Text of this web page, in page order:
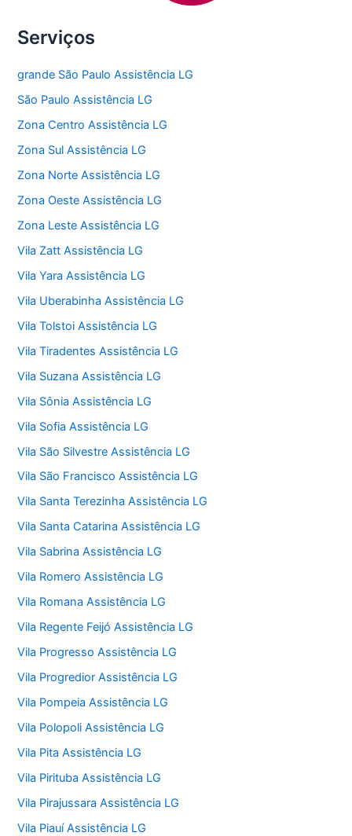
Serviços
grande São Paulo Assistência LG
São Paulo Assistência LG
Zona Centro Assistência LG
Zona Sul Assistência LG
Zona Norte Assistência LG
Zona Oeste Assistência LG
Zona Leste Assistência LG
Vila Zatt Assistência LG
Vila Yara Assistência LG
Vila Uberabinha Assistência LG
Vila Tolstoi Assistência LG
Vila Tiradentes Assistência LG
Vila Suzana Assistência LG
Vila Sônia Assistência LG
Vila Sofia Assistência LG
Vila São Silvestre Assistência LG
Vila São Francisco Assistência LG
Vila Santa Terezinha Assistência LG
Vila Santa Catarina Assistência LG
Vila Sabrina Assistência LG
Vila Romero Assistência LG
Vila Romana Assistência LG
Vila Regente Feijó Assistência LG
Vila Progresso Assistência LG
Vila Progredior Assistência LG
Vila Pompeia Assistência LG
Vila Polopoli Assistência LG
Vila Pita Assistência LG
Vila Pirituba Assistência LG
Vila Pirajussara Assistência LG
Vila Piauí Assistência LG